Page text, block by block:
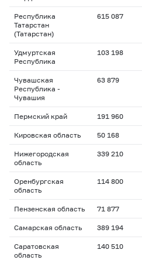
Республика
Татарстан
(Татарстан)
615 087
Удмуртская
Республика
103 198
Чувашская
Республика -
Чувашия
63 879
Пермский край 191 960
Кировская область 50 168
Нижегородская
область
339 210
Оренбургская
область
114 800
Пензенская область 71 877
Самарская область 389 194
Саратовская
область
140 510